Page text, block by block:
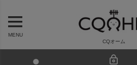
MENU
CQオーム